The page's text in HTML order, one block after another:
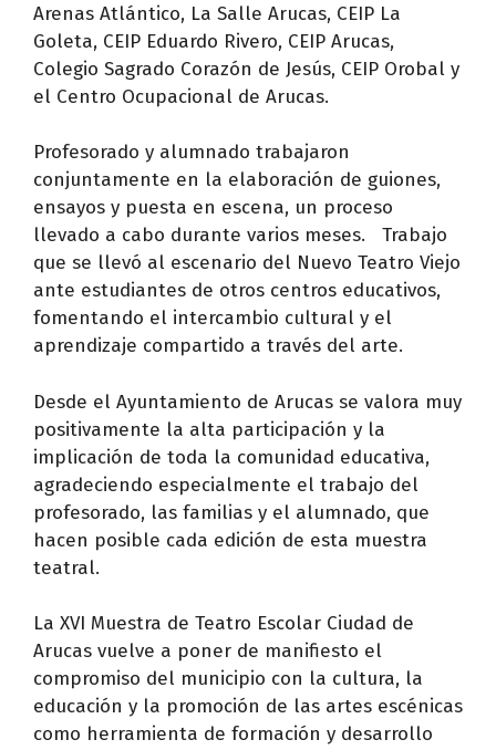
Arenas Atlántico, La Salle Arucas, CEIP La
Goleta, CEIP Eduardo Rivero, CEIP Arucas,
Colegio Sagrado Corazón de Jesús, CEIP Orobal y
el Centro Ocupacional de Arucas.
Profesorado y alumnado trabajaron
conjuntamente en la elaboración de guiones,
ensayos y puesta en escena, un proceso
llevado a cabo durante varios meses. Trabajo
que se llevó al escenario del Nuevo Teatro Viejo
ante estudiantes de otros centros educativos,
fomentando el intercambio cultural y el
aprendizaje compartido a través del arte.
Desde el Ayuntamiento de Arucas se valora muy
positivamente la alta participación y la
implicación de toda la comunidad educativa,
agradeciendo especialmente el trabajo del
profesorado, las familias y el alumnado, que
hacen posible cada edición de esta muestra
teatral.
La XVI Muestra de Teatro Escolar Ciudad de
Arucas vuelve a poner de manifiesto el
compromiso del municipio con la cultura, la
educación y la promoción de las artes escénicas
como herramienta de formación y desarrollo